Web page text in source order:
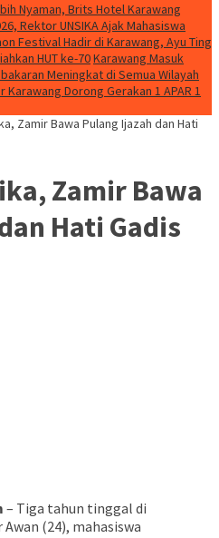
Nyaman, Brits Hotel Karawang
Rektor UNSIKA Ajak Mahasiswa
Festival Hadir di Karawang, Ayu Ting
HUT ke-70Karawang Masuk
Meningkat di Semua Wilayah
Dorong Gerakan 1 APAR 1
Zamir Bawa Pulang Ijazah dan Hati
Zamir Bawa
Hati Gadis
– Tiga tahun tinggal di
(24), mahasiswa